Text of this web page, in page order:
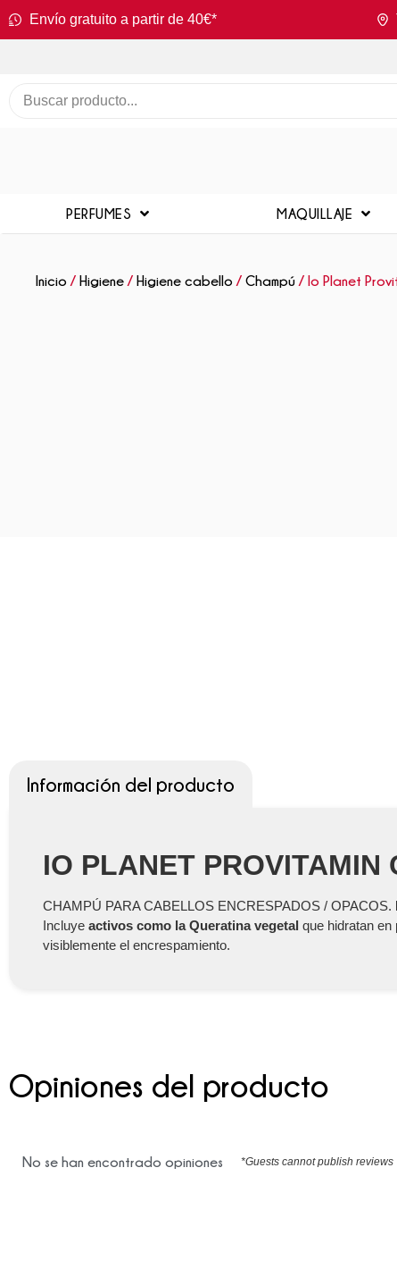
Envío gratuito a partir de 40€*
PERFUMES MAQUILLAJE
Inicio / Higiene / Higiene cabello /Champú / Io Planet
Información del producto
IO PLANET PROVITAMIN
CHAMPÚ PARA CABELLOS ENCRESPADOS / OPACOS.
Incluye activos como la Queratina vegetal que hidratan en
visiblemente el encrespamiento.
Opiniones del producto
No se han encontrado opiniones *Guests cannot publish reviews